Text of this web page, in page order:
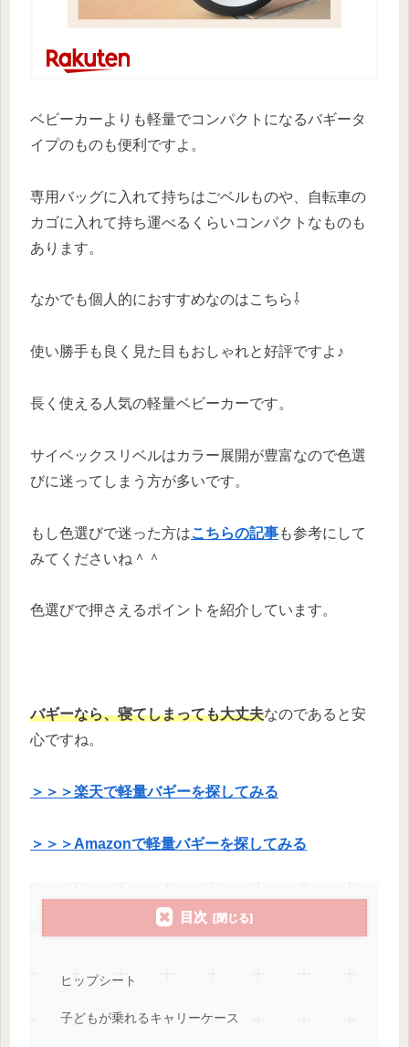
ベビーカーよりも軽量でコンパクトになるバギータ
イプのものも便利ですよ。
専用バッグに入れて持ちはごベルものや、自転車の
カゴに入れて持ち運べるくらいコンパクトなものも
あります。
なかでも個人的におすすめなのはこちら⇩
使い勝手も良く見た目もおしゃれと好評ですよ♪
長く使える人気の軽量ベビーカーです。
サイベックスリベルはカラー展開が豊富なので色選
びに迷ってしまう方が多いです。
もし色選びで迷った方はこちらの記事も参考にして
みてくださいね＾＾
色選びで押さえるポイントを紹介しています。
バギーなら、寝てしまっても大丈夫なのであると安
心ですね。
＞＞＞楽天で軽量バギーを探してみる
＞＞＞Amazonで軽量バギーを探してみる
目次
ヒップシート
子どもが乗れるキャリーケース